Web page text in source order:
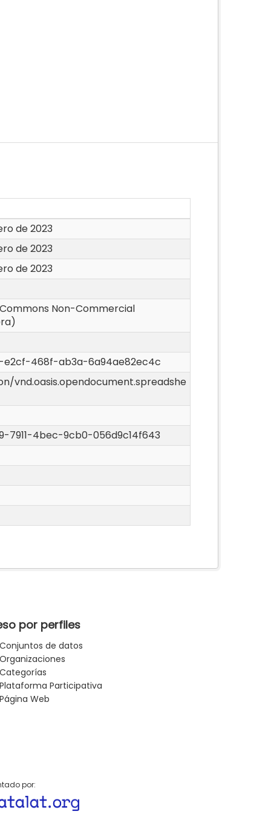
de 2023
de 2023
de 2023
Non-Commercial
e2cf-468f-ab3a-6a94ae82ec4c
vnd.oasis.opendocument.spreadshe
7911-4bec-9cb0-056d9c14f643
por perfiles
Conjuntos de datos
Organizaciones
Categorías
Plataforma Participativa
Página Web
por: